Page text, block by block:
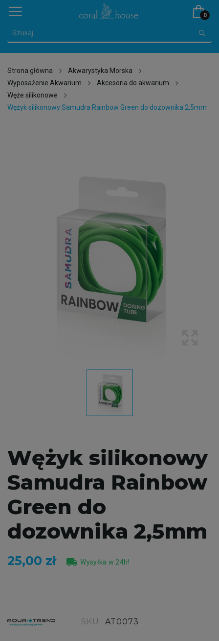
0
Strona główna
Akwarystyka Morska
Wyposażenie Akwarium
Akcesoria do akwarium
Węże silikonowe
Wężyk silikonowy Samudra Rainbow Green do dozownika 2,5mm
Wężyk silikonowy
Samudra Rainbow
Green do
dozownika 2,5mm
25,00 zł local_shipping Wysyłka w 24h!
SKU: AT0073